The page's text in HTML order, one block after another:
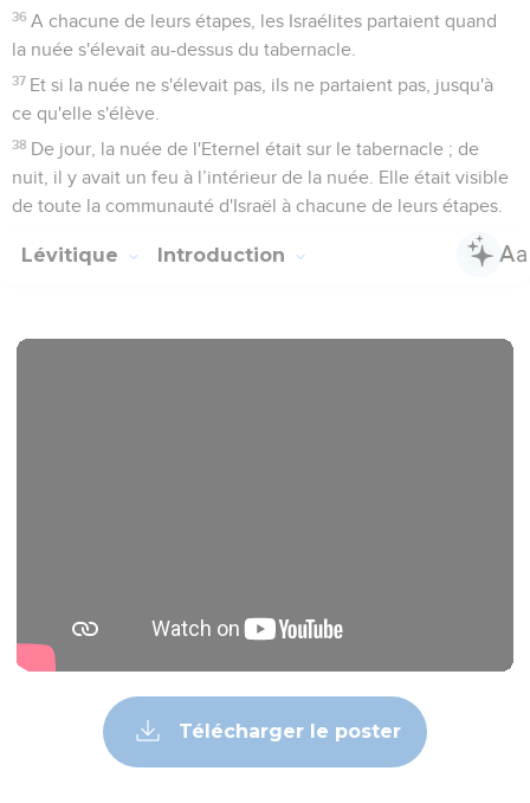
36 A chacune de leurs étapes, les Israélites partaient quand
la nuée s'élevait au-dessus du tabernacle.
37 Et si la nuée ne s'élevait pas, ils ne partaient pas, jusqu'à
ce qu'elle s'élève.
38 De jour, la nuée de l'Eternel était sur le tabernacle ; de
nuit, il y avait un feu à l’intérieur de la nuée. Elle était visible
de toute la communauté d'Israël à chacune de leurs étapes.
Lévitique Introduction
Télécharger le poster